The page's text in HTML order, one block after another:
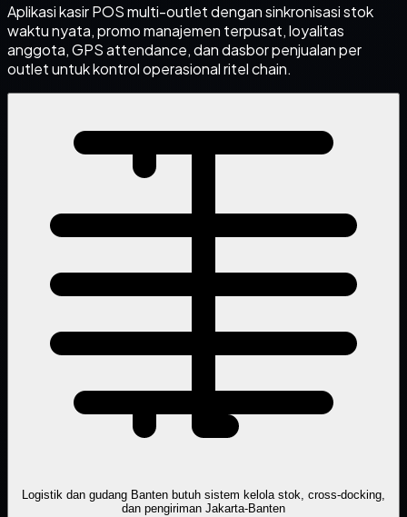
Aplikasi kasir POS multi-outlet dengan sinkronisasi stok
waktu nyata, promo manajemen terpusat, loyalitas
anggota, GPS attendance, dan dasbor penjualan per
outlet untuk kontrol operasional ritel chain.
Logistik dan gudang Banten butuh sistem kelola stok, cross-docking,
dan pengiriman Jakarta-Banten